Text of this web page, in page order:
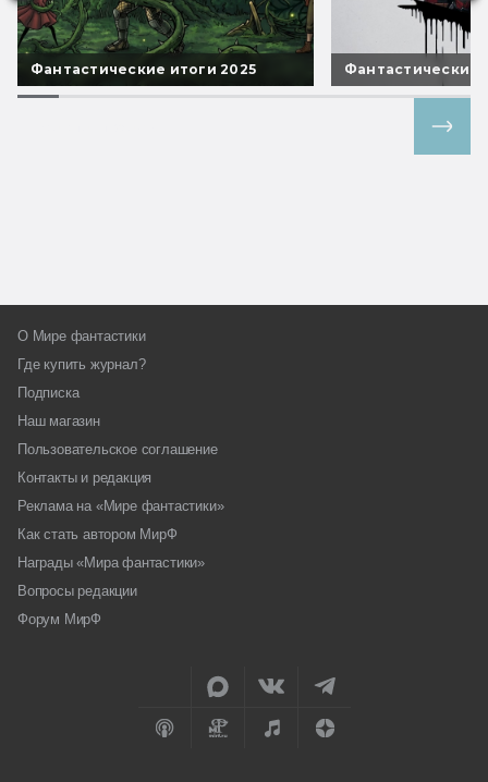
Фантастические итоги 2025 Фантастические
О Мире фантастики
Где купить журнал?
Подписка
Наш магазин
Пользовательское соглашение
Контакты и редакция
Реклама на «Мире фантастики»
Как стать автором МирФ
Награды «Мира фантастики»
Вопросы редакции
Форум МирФ